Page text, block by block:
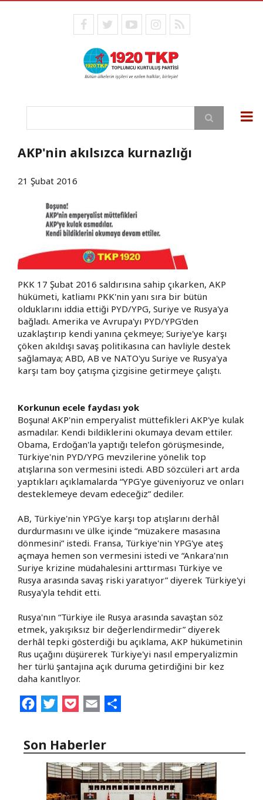
facebooktwitteryoutubeinstagram
RSS
Ara
AKP'nin akılsızca kurnazlığı
21 Şubat 2016
PKK 17 Şubat 2016 saldırısına sahip çıkarken, AKP
hükümeti, katliamı PKK'nin yanı sıra bir bütün
olduklarını iddia ettiği PYD/YPG, Suriye ve Rusya'ya
bağladı. Amerika ve Avrupa'yı PYD/YPG'den
uzaklaştırıp kendi yanına çekmeye; Suriye'ye karşı
çöken akıldışı savaş politikasına can havliyle destek
sağlamaya; ABD, AB ve NATO'yu Suriye ve Rusya'ya
karşı tam boy çatışma çizgisine getirmeye çalıştı.
Korkunun ecele faydası yok
Boşuna! AKP'nin emperyalist müttefikleri AKP'ye kulak
asmadılar. Kendi bildiklerini okumaya devam ettiler.
Obama, Erdoğan'la yaptığı telefon görüşmesinde,
Türkiye'nin PYD/YPG mevzilerine yönelik top
atışlarına son vermesini istedi. ABD sözcüleri art arda
yaptıkları açıklamalarda “YPG'ye güveniyoruz ve onları
desteklemeye devam edeceğiz” dediler.
AB, Türkiye'nin YPG'ye karşı top atışlarını derhâl
durdurmasını ve ülke içinde “müzakere masasına
dönmesini” istedi. Fransa, Türkiye'nin YPG'ye ateş
açmaya hemen son vermesini istedi ve “Ankara'nın
Suriye krizine müdahalesini arttırması Türkiye ve
Rusya arasında savaş riski yaratıyor” diyerek Türkiye'yi
Rusya'yla tehdit etti.
Rusya'nın “Türkiye ile Rusya arasında savaştan söz
etmek, yakışıksız bir değerlendirmedir” diyerek
derhâl tepki gösterdiği bu açıklama, AKP hükümetinin
Rus uçağını düşürerek Türkiye'yi nasıl emperyalizmin
her türlü şantajına açık duruma getirdiğini bir kez
daha kanıtlıyor.
FacebookTwitterPocketEmail
Son Haberler